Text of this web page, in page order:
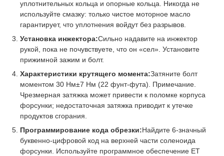
уплотнительных кольца и опорные кольца. Никогда не
используйте смазку: только чистое моторное масло
гарантирует, что уплотнения войдут без разрывов.
Установка инжектора:Сильно надавите на инжектор
рукой, пока не почувствуете, что он «сел». Установите
прижимной зажим и болт.
Характеристики крутящего момента:Затяните болт
моментом 30 Нм±7 Нм (22 фунт-фута). Примечание.
Чрезмерная затяжка может привести к поломке корпуса
форсунки; недостаточная затяжка приводит к утечке
продуктов сгорания.
Программирование кода обрезки:Найдите 6-значный
буквенно-цифровой код на верхней части соленоида
форсунки. Используйте программное обеспечение ET